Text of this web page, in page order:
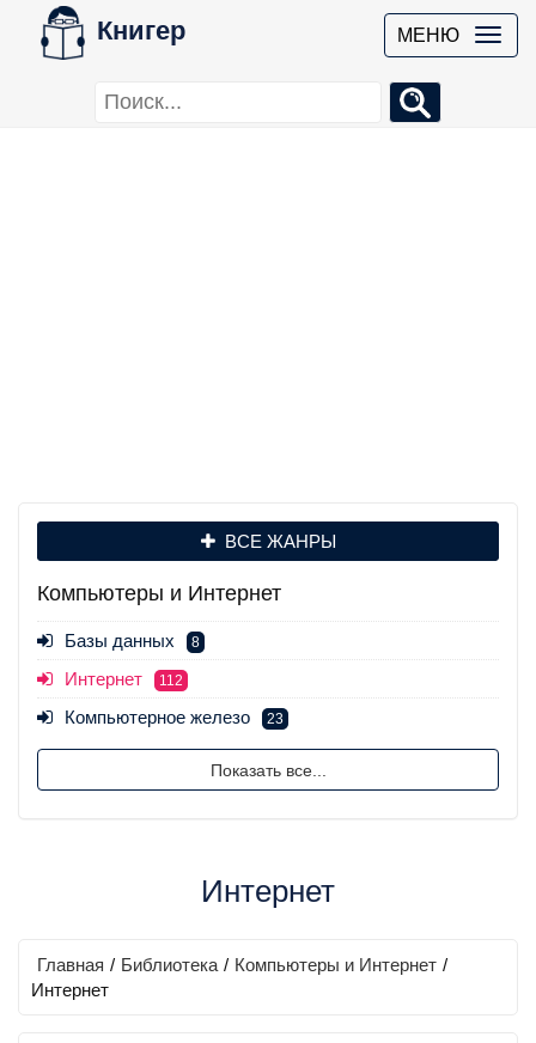
Книгер МЕНЮ
ВСЕ ЖАНРЫ
Компьютеры и Интернет
Базы данных 8
Интернет 112
Компьютерное железо 23
Показать все...
Интернет
Главная / Библиотека / Компьютеры и Интернет /
Интернет